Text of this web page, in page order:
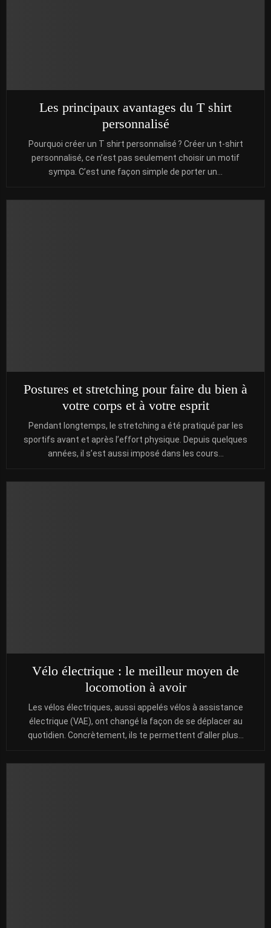
Les principaux avantages du T shirt
personnalisé
Pourquoi créer un T shirt personnalisé ? Créer un t-shirt
personnalisé, ce n’est pas seulement choisir un motif
sympa. C’est une façon simple de porter un...
Postures et stretching pour faire du bien à
votre corps et à votre esprit
Pendant longtemps, le stretching a été pratiqué par les
sportifs avant et après l’effort physique. Depuis quelques
années, il s’est aussi imposé dans les cours...
Vélo électrique : le meilleur moyen de
locomotion à avoir
Les vélos électriques, aussi appelés vélos à assistance
électrique (VAE), ont changé la façon de se déplacer au
quotidien. Concrètement, ils te permettent d’aller plus...